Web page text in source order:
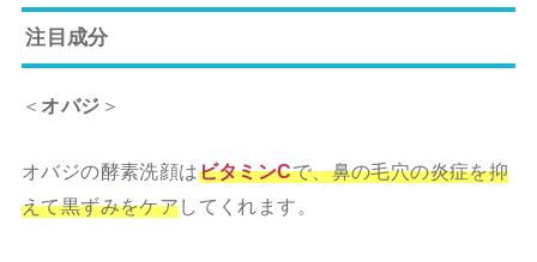
注目成分
＜ オバジ ＞
オバジの酵素洗顔はビタミンCで、鼻の毛穴の炎症を抑
えて黒ずみをケアしてくれます。